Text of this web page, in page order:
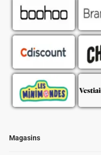
Magasins